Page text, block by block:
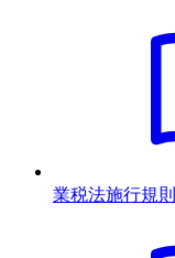
業税法施行規則